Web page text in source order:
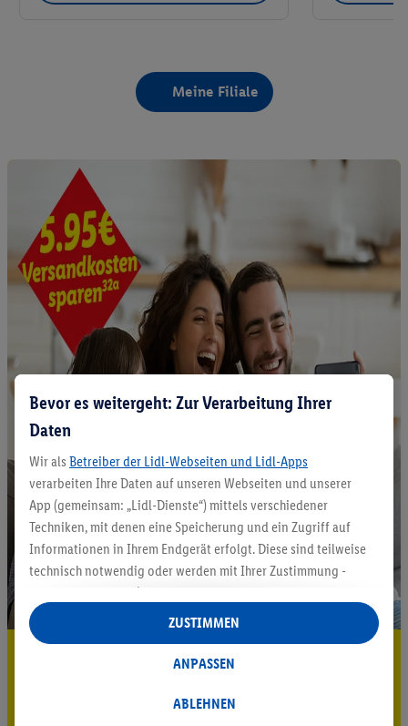
Meine Filiale
5.95 € Versand sparen³²ᵃ
Bevor es weitergeht: Zur Verarbeitung Ihrer
Daten
Wir als Betreiber der Lidl-Webseiten und Lidl-Apps
verarbeiten Ihre Daten auf unseren Webseiten und unserer
App (gemeinsam: „Lidl-Dienste“) mittels verschiedener
Techniken, mit denen eine Speicherung und ein Zugriff auf
Informationen in Ihrem Endgerät erfolgt. Diese sind teilweise
technisch notwendig oder werden mit Ihrer Zustimmung -
auch durch Partner (u.a.
Verantwortliche; im Zusammenhang mit dem IAB TCF
insgesamt
Statistik-Erstellung oder für personalisierte Werbung
Datenverarbeitungen für personalisierte Werbung werden
ABLEHNEN
ANPASSEN
ZUSTIMMEN